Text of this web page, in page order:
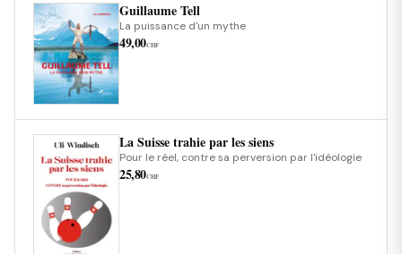
Guillaume Tell
La puissance d'un mythe
49,00CHF
La Suisse trahie par les siens
Pour le réel, contre sa perversion par l'idéologie
25,80CHF